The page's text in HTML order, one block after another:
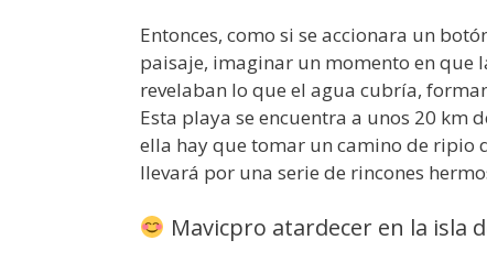
Entonces, como si se accionara un
paisaje, imaginar un momento en que
revelaban lo que el agua cubría,
Esta playa se encuentra a unos 20 km
ella hay que tomar un camino de ripio
llevará por una serie de rincones
Mavicpro atardecer en la isla